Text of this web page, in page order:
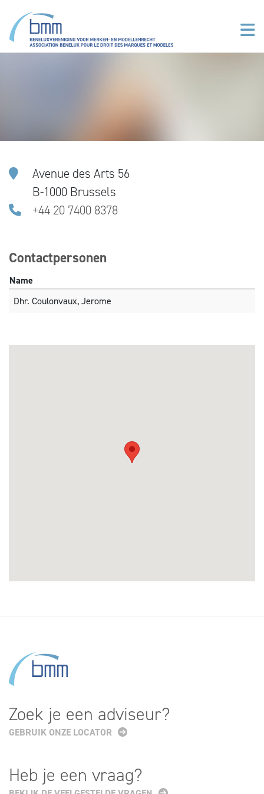
Avenue des Arts 56
B-1000 Brussels
+44 20 7400 8378
Contactpersonen
Name
Dhr. Coulonvaux, Jerome
Zoek je een adviseur?
GEBRUIK ONZE LOCATOR
Heb je een vraag?